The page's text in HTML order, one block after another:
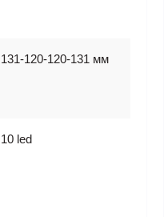
131-120-120-131 мм
10 led